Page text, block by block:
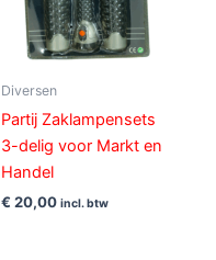
Diversen
Partij Zaklampensets
3-delig voor Markt en
Handel
€ 20,00 incl. btw